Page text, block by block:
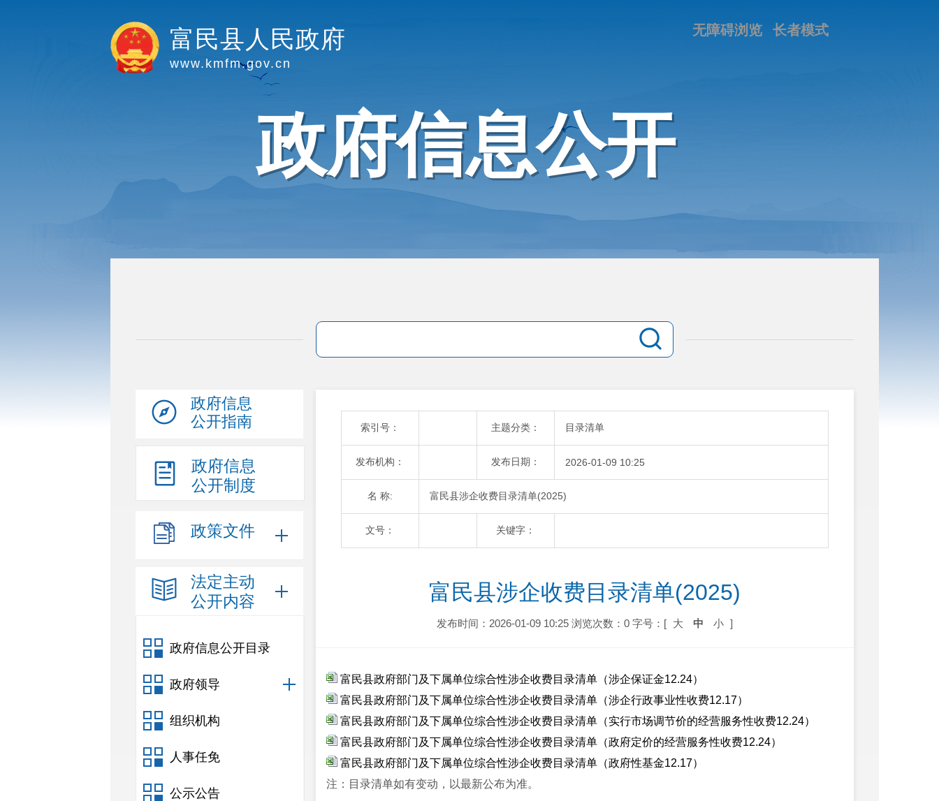
富民县人民政府
www.kmfm.gov.cn
长者模式
无障碍浏览
政府信息公开
政府信息
公开指南
政府信息
公开制度
政策文件
法定主动
公开内容
政府信息公开目录
政府领导
组织机构
人事任免
公示公告
索引号： 主题分类： 目录清单
发布机构： 发布日期： 2026-01-09 10:25
名 称: 富民县涉企收费目录清单(2025)
文号： 关键字：
富民县涉企收费目录清单(2025)
发布时间：2026-01-09 10:25 浏览次数：0 字号：[ 大 中 小 ]
富民县政府部门及下属单位综合性涉企收费目录清单（涉企保证金12.24）
富民县政府部门及下属单位综合性涉企收费目录清单（涉企行政事业性收费12.17）
富民县政府部门及下属单位综合性涉企收费目录清单（实行市场调节价的经营服务性收费12.24）
富民县政府部门及下属单位综合性涉企收费目录清单（政府定价的经营服务性收费12.24）
富民县政府部门及下属单位综合性涉企收费目录清单（政府性基金12.17）
注：目录清单如有变动，以最新公布为准。